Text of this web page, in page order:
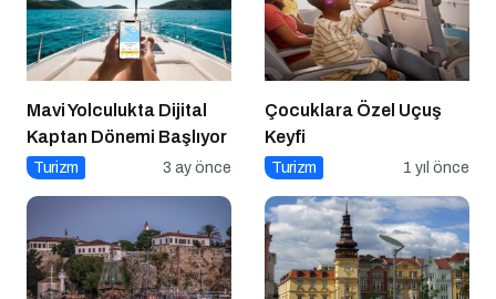
Mavi Yolculukta Dijital
Kaptan Dönemi Başlıyor
Turizm 3 ay önce
Çocuklara Özel Uçuş
Keyfi
Turizm 1 yıl önce